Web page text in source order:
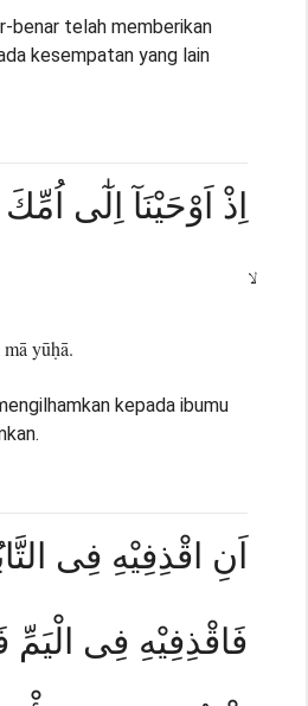
benar telah memberikan
kesempatan yang lain
اِذْ اَوْحَيْنَآ اِلٰٓى
yūḥā.
kepada ibumu
اَنِ اقْذِفِيْهِ فِى
فَاقْذِفِيْهِ فِى الْيَمِّ